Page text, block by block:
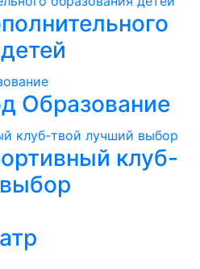
Образование
клуб-